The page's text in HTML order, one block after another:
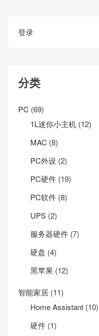
登录
分类
PC (69)
1L迷你小主机 (12)
MAC (8)
PC外设 (2)
PC硬件 (19)
PC软件 (8)
UPS (2)
服务器硬件 (7)
硬盘 (4)
黑苹果 (12)
智能家居 (11)
Home Assistant (10)
硬件 (1)